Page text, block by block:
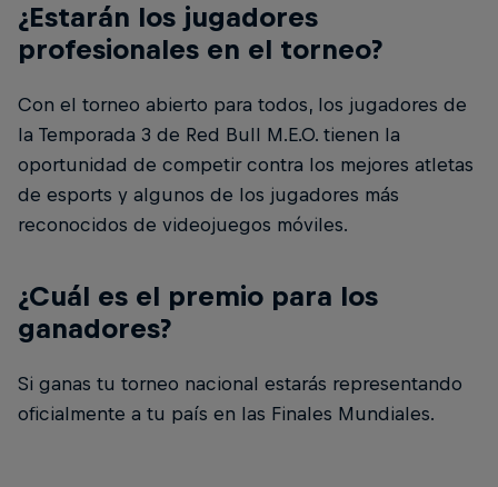
¿Estarán los jugadores
profesionales en el torneo?
Con el torneo abierto para todos, los jugadores de
la Temporada 3 de Red Bull M.E.O. tienen la
oportunidad de competir contra los mejores atletas
de esports y algunos de los jugadores más
reconocidos de videojuegos móviles.
¿Cuál es el premio para los
ganadores?
Si ganas tu torneo nacional estarás representando
oficialmente a tu país en las Finales Mundiales.